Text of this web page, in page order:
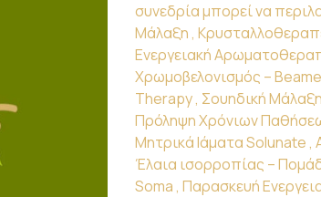
συνεδρία μπορεί να
Μάλαξη ,
Ενεργειακή
Χρωμοβελονισμός –
Therapy , Σουηδική
Πρόληψη Χρόνιων
Μητρικά Ιάματα Solunate ,
Έλαια ισορροπίας –
Soma , Παρασκευή